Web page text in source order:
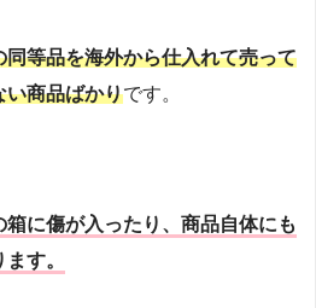
同等品を海外から仕入れて売って
い商品ばかりです。
箱に傷が入ったり、商品自体にも
す。